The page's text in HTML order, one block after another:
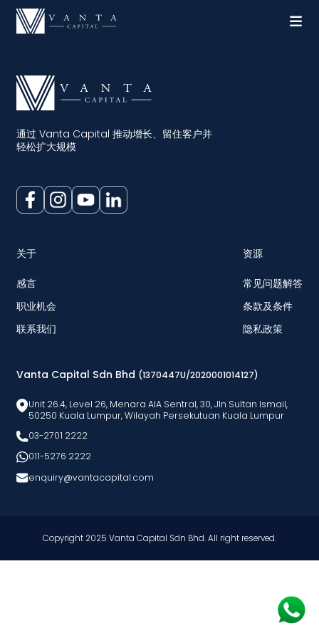
通过 Vanta Capital 推动增长、留住客户并
轻松扩大规模
关于
感言
职业机会
联系我们
资源
常见问题解答
条款及条件
隐私政策
Vanta Capital Sdn Bhd (1370447U/2020001014127)
Unit 26.4, Level 26, Menara AlA Sentral, 30, Jln Sultan Ismail,
50250 Kuala Lumpur, Wilayah Persekutuan Kuala Lumpur
03-2701 2222
011-5276 2222
enquiry@vantacapital.com
Copyright 2025 Vanta Capital Sdn Bhd. All right reserved.